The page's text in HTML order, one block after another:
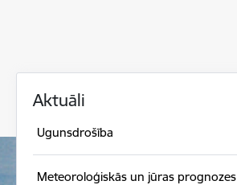
Aktuāli
Ugunsdrošība
Meteoroloģiskās un jūras prognozes